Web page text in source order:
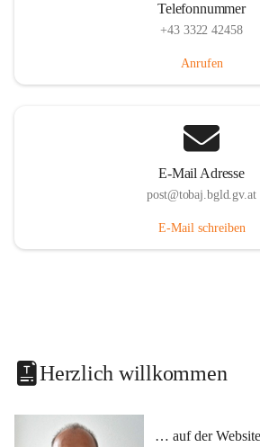
Telefonnummer
+43 3322 42458
Anrufen
E-Mail Adresse
post@tobaj.bgld.gv.at
E-Mail schreiben
Herzlich willkommen
… auf der